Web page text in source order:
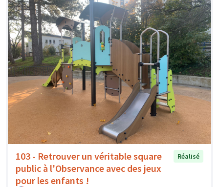
103 - Retrouver un véritable square
public à l'Observance avec des jeux
pour les enfants !
Réalisé